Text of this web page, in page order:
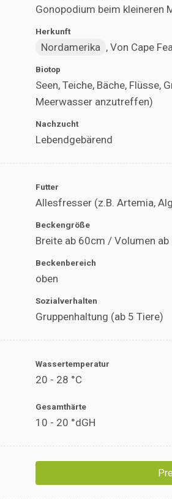
Gonopodium beim kleineren
Herkunft
Nordamerika , Von Cape
Biotop
Seen, Teiche, Bäche, Flüsse,
Meerwasser anzutreffen)
Nachzucht
Lebendgebärend
Futter
Allesfresser (z.B. Artemia,
Beckengröße
Breite ab 60cm / Volumen ab
Beckenbereich
oben
Sozialverhalten
Gruppenhaltung (ab 5 Tiere)
Wassertemperatur
20 - 28 °C
Gesamthärte
10 - 20 °dGH